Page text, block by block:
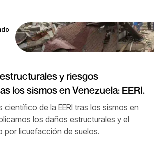
y riesgos
los sismos en Venezuela: EERI.
científico de la EERI tras los sismos en
los daños estructurales y el
por licuefacción de suelos.